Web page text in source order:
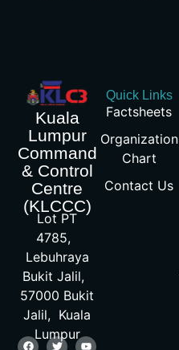
Kuala
Lumpur
Command
& Control
Centre
(KLCCC)
Lot PT
4785,
Lebuhraya
Bukit Jalil,
57000 Bukit
Jalil, Kuala
Lumpur
Quick Links
Factsheets
Organization
Chart
Contact Us